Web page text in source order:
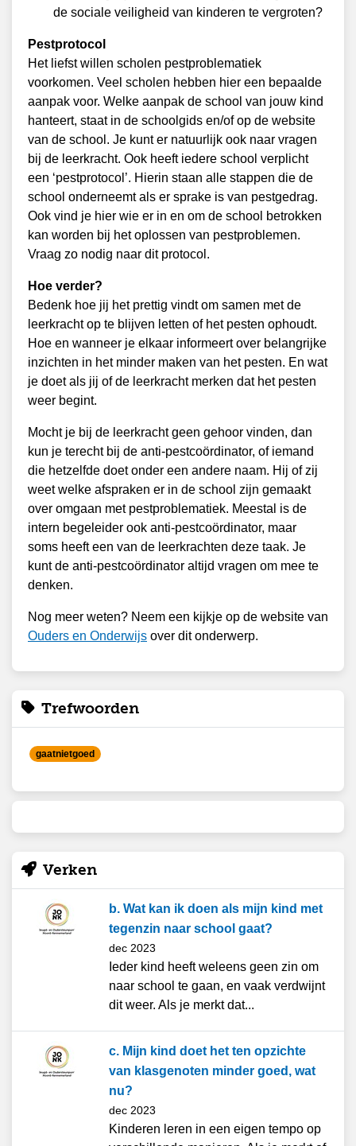
de sociale veiligheid van kinderen te vergroten?
Pestprotocol
Het liefst willen scholen pestproblematiek
voorkomen. Veel scholen hebben hier een bepaalde
aanpak voor. Welke aanpak de school van jouw kind
hanteert, staat in de schoolgids en/of op de website
van de school. Je kunt er natuurlijk ook naar vragen
bij de leerkracht. Ook heeft iedere school verplicht
een ‘pestprotocol’. Hierin staan alle stappen die de
school onderneemt als er sprake is van pestgedrag.
Ook vind je hier wie er in en om de school betrokken
kan worden bij het oplossen van pestproblemen.
Vraag zo nodig naar dit protocol.
Hoe verder?
Bedenk hoe jij het prettig vindt om samen met de
leerkracht op te blijven letten of het pesten ophoudt.
Hoe en wanneer je elkaar informeert over belangrijke
inzichten in het minder maken van het pesten. En wat
je doet als jij of de leerkracht merken dat het pesten
weer begint.
Mocht je bij de leerkracht geen gehoor vinden, dan
kun je terecht bij de anti-pestcoördinator, of iemand
die hetzelfde doet onder een andere naam. Hij of zij
weet welke afspraken er in de school zijn gemaakt
over omgaan met pestproblematiek. Meestal is de
intern begeleider ook anti-pestcoördinator, maar
soms heeft een van de leerkrachten deze taak. Je
kunt de anti-pestcoördinator altijd vragen om mee te
denken.
Nog meer weten? Neem een kijkje op de website van
Ouders en Onderwijs over dit onderwerp.
Trefwoorden
gaatnietgoed
Verken
b. Wat kan ik doen als mijn kind met
tegenzin naar school gaat?
dec 2023
Ieder kind heeft weleens geen zin om
naar school te gaan, en vaak verdwijnt
dit weer. Als je merkt dat...
c. Mijn kind doet het ten opzichte
van klasgenoten minder goed, wat
nu?
dec 2023
Kinderen leren in een eigen tempo op